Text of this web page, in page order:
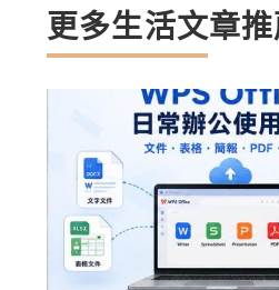
更多生活文章